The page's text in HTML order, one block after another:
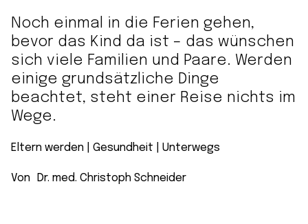
Noch einmal in die Ferien gehen,
bevor das Kind da ist – das wünschen
sich viele Familien und Paare. Werden
einige grundsätzliche Dinge
beachtet, steht einer Reise nichts im
Wege.
Eltern werden Gesundheit Unterwegs
Von Dr. med. Christoph Schneider